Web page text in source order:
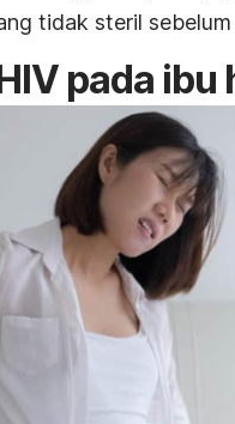
tidak steril sebelum
pada ibu